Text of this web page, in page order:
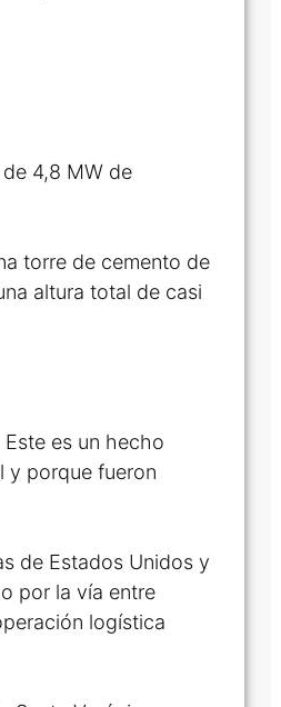
4,8 MW de
torre de cemento de
altura total de casi
es un hecho
y porque fueron
de Estados Unidos y
por la vía entre
logística